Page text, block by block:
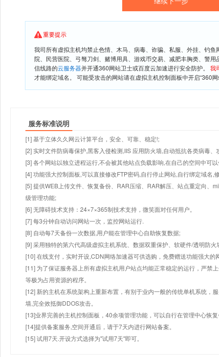
重要提示
我司所有虚拟主机均禁止色情、木马、病毒、诈骗、私服、外挂、钓
院、民营医院、弓驽刀剑、赌博用具、游戏币交易、减肥丰胸类、警
信线路的云服务器并开通360网站卫士或百度云加速进行安全防护。 我
才能绑定域名。 可能受攻击的网站请在虚拟主机控制面板中开启“360
服务标准说明
[1] 基于立体久久网云计算平台，安全、可靠、稳定!;
[2] 实时文件防病毒保护,黑客入侵检测,IIS 应用防火墙,自动抵抗各类病毒、
[3] 各个网站以独立进程运行,不会被其他站点负载影响,在自己的空间中可
[4] 功能强大控制面板,可以直接修改FTP密码,自行停止网站,自行绑定域名,
[5] 提供WEB上传文件、恢复备份、RAR压缩、RAR解压、站点重定向、
级管理功能;
[6] 无障碍技术支持：24×7×365制技术支持，微笑面对任何用户。
[7] 每3分钟自动访问网站一次，监控网站运行.
[8] 自动每7天备份一次数据,用户能在管理中心自助恢复数据;
[9] 采用独特的第六代高级虚拟主机系统、数据双重保护、软硬件/透明防火
[10] 在线支付，实时开设,CDN网络加速器可供选购，免费赠送功能强大
[11] 为了保证服务器上所有虚拟主机用户站点均能正常稳定的运行，严禁
等极为占用资源的程序。
[12] 新的主机在系统架构上重新布置，有别于业内一般的传统单机系统，
墙,完全效抵御DDOS攻击。
[13]业界完善的主机控制面板，40余项管理功能，可以自行在管理中心恢
[14]提供备案服务,空间开通后，请于7天内进行网站备案。
[15] 试用7天.开设方式选择为"试用7天"即可。